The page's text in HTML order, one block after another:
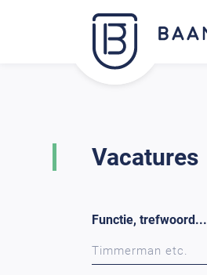
Vacatures
Functie, trefwoord...